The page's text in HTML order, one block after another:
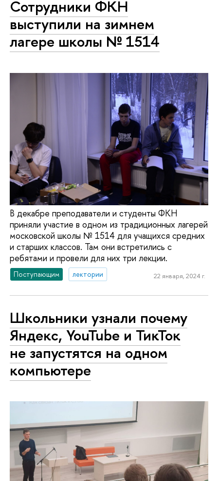
Сотрудники ФКН
выступили на зимнем
лагере школы № 1514
В декабре преподаватели и студенты ФКН
приняли участие в одном из традиционных лагерей
московской школы № 1514 для учащихся средних
и старших классов. Там они встретились с
ребятами и провели для них три лекции.
Поступающим лектории 22 января, 2024 г.
Школьники узнали почему
Яндекс, YouTube и ТикТок
не запустятся на одном
компьютере